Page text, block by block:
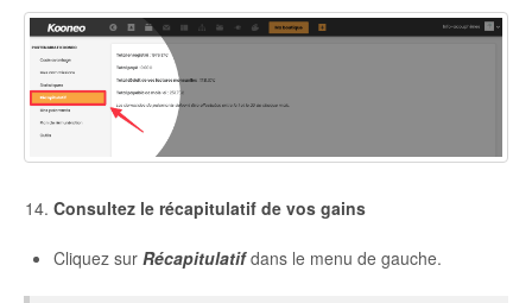
Consultez le récapitulatif de vos gains
Cliquez sur Récapitulatifdans le menu de gauche.